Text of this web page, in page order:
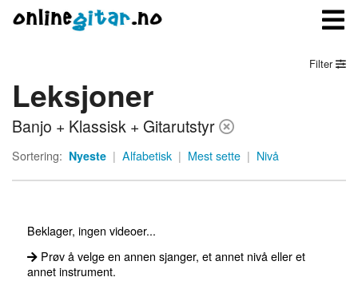
Meny
Logg inn
Filter
Leksjoner
Banjo + Klassisk + Gitarutstyr
Sortering: Nyeste | Alfabetisk | Mest sette | Nivå
Beklager, ingen videoer...
Prøv å velge en annen sjanger, et annet nivå eller et
annet instrument.